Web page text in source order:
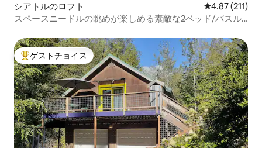
シアトルのロフト レビュー211
4.87 (211)
スペースニードルの眺めが楽しめる素敵な2ベッド/バスル
大好評のゲストチョイスです。
ゲストチョイス